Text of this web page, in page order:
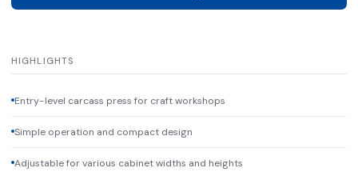
HIGHLIGHTS
Entry-level carcass press for craft workshops
Simple operation and compact design
Adjustable for various cabinet widths and heights